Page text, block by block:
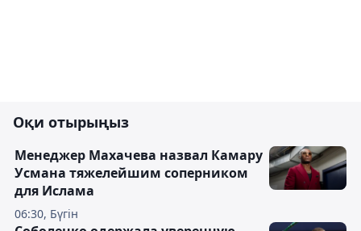
Оқи отырыңыз
06:30, Бүгін
Менеджер Махачева назвал Камару
Усмана тяжелейшим соперником
для Ислама